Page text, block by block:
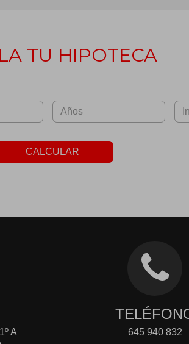
TU HIPOTECA
CALCULAR
A
645 940 832